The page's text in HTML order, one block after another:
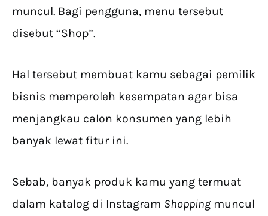
muncul. Bagi pengguna, menu tersebut
disebut “Shop”.
Hal tersebut membuat kamu sebagai pemilik
bisnis memperoleh kesempatan agar bisa
menjangkau calon konsumen yang lebih
banyak lewat fitur ini.
Sebab, banyak produk kamu yang termuat
dalam katalog di Instagram Shoppingmuncul